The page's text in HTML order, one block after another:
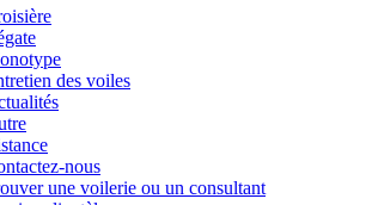
des voiles
nous
une voilerie ou un consultant